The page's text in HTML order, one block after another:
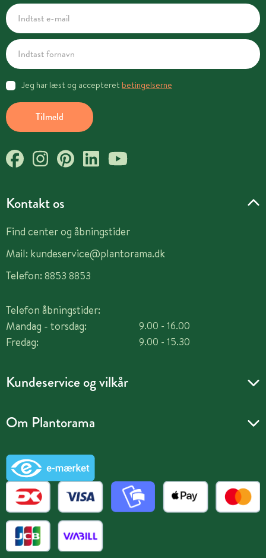
Kontakt os
Find center og åbningstider
Mail: kundeservice@plantorama.dk
Telefon: 8853 8853
Telefon åbningstider:
Mandag - torsdag:
Fredag:
9.00 - 16.00
9.00 - 15.30
Kundeservice og vilkår
Om Plantorama
Tilmeld
Jeg har læst og accepteret betingelserne